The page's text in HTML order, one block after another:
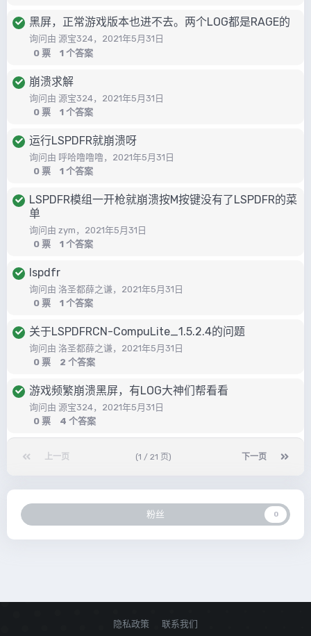
黑屏，正常游戏版本也进不去。两个LOG都是RAGE的
询问由 源宝324， 2021年5月31日
0 票 1 个答案
崩溃求解
询问由 源宝324， 2021年5月31日
0 票 1 个答案
运行LSPDFR就崩溃呀
询问由 呼哈噜噜噜 ， 2021年5月31日
0 票 1 个答案
LSPDFR模组一开枪就崩溃按M按键没有了LSPDFR的菜
单
询问由 zym ， 2021年5月31日
0 票 1 个答案
lspdfr
询问由 洛圣都薛之谦， 2021年5月31日
0 票 1 个答案
关于LSPDFRCN-CompuLite_1.5.2.4的问题
询问由 洛圣都薛之谦， 2021年5月31日
0 票 2 个答案
游戏频繁崩溃黑屏，有LOG大神们帮看看
询问由 源宝324， 2021年5月31日
0 票 4 个答案
上一页 下一页
(1 / 21 页)
粉丝 0
隐私政策 联系我们